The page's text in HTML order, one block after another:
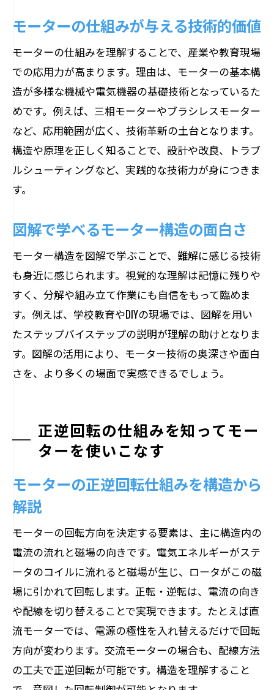
モーターの仕組みが与える技術的価値
モーターの仕組みを理解することで、産業や教育現場
での応用力が高まります。理由は、モーターの基本構
造が多様な機械や電気機器の基礎技術となっているた
めです。例えば、三相モーターやブラシレスモーター
など、応用範囲が広く、技術革新の土台となります。
構造や原理を正しく知ることで、設計や改良、トラブ
ルシューティングなど、実践的な技術力が身につきま
す。
図解で学べるモーター構造の面白さ
モーター構造を図解で学ぶことで、難解に感じる技術
も身近に感じられます。視覚的な理解は記憶に残りや
すく、分解や組み立て作業にも自信をもって臨めま
す。例えば、学校教育やDIYの現場では、図解を用い
たステップバイステップの説明が理解の助けとなりま
す。図解の活用により、モーター技術の奥深さや面白
さを、より多くの場面で実感できるでしょう。
正逆回転の仕組みを知ってモー
ターを使いこなす
モーターの正逆回転仕組みを構造から
解説
モーターの回転方向を決定する要素は、主に構造内の
電流の流れと磁場の向きです。電気エネルギーがステ
ータのコイルに流れると磁場が生じ、ロータがこの磁
場に引かれて回転します。正転・逆転は、電流の向き
や配線を切り替えることで実現できます。たとえば直
流モーターでは、電源の極性を入れ替えるだけで回転
方向が変わります。交流モーターの場合も、配線方法
の工夫で正逆回転が可能です。構造を理解すること